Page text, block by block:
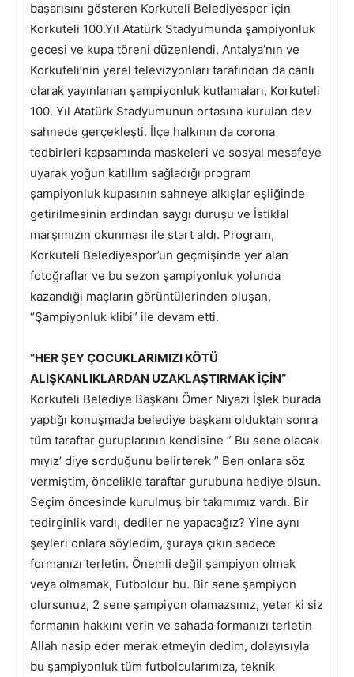
başarısını gösteren Korkuteli Belediyespor için
Korkuteli 100.Yıl Atatürk Stadyumunda şampiyonluk
gecesi ve kupa töreni düzenlendi. Antalya’nın ve
Korkuteli’nin yerel televizyonları tarafından da canlı
olarak yayınlanan şampiyonluk kutlamaları, Korkuteli
100. Yıl Atatürk Stadyumunun ortasına kurulan dev
sahnede gerçekleşti. İlçe halkının da corona
tedbirleri kapsamında maskeleri ve sosyal mesafeye
uyarak yoğun katıllım sağladığı program
şampiyonluk kupasının sahneye alkışlar eşliğinde
getirilmesinin ardından saygı duruşu ve İstiklal
marşımızın okunması ile start aldı. Program,
Korkuteli Belediyespor’un geçmişinde yer alan
fotoğraflar ve bu sezon şampiyonluk yolunda
kazandığı maçların görüntülerinden oluşan,
“Şampiyonluk klibi” ile devam etti.
“HER ŞEY ÇOCUKLARIMIZI KÖTÜ
ALIŞKANLIKLARDAN UZAKLAŞTIRMAK İÇİN”
Korkuteli Belediye Başkanı Ömer Niyazi İşlek burada
yaptığı konuşmada belediye başkanı olduktan sonra
tüm taraftar guruplarının kendisine ” Bu sene olacak
mıyız’ diye sorduğunu belirterek ” Ben onlara söz
vermiştim, öncelikle taraftar gurubuna hediye olsun.
Seçim öncesinde kurulmuş bir takımımız vardı. Bir
tedirginlik vardı, dediler ne yapacağız? Yine aynı
şeyleri onlara söyledim, şuraya çıkın sadece
formanızı terletin. Önemli değil şampiyon olmak
veya olmamak, Futboldur bu. Bir sene şampiyon
olursunuz, 2 sene şampiyon olamazsınız, yeter ki siz
formanın hakkını verin ve sahada formanızı terletin
Allah nasip eder merak etmeyin dedim, dolayısıyla
bu şampiyonluk tüm futbolcularımıza, teknik